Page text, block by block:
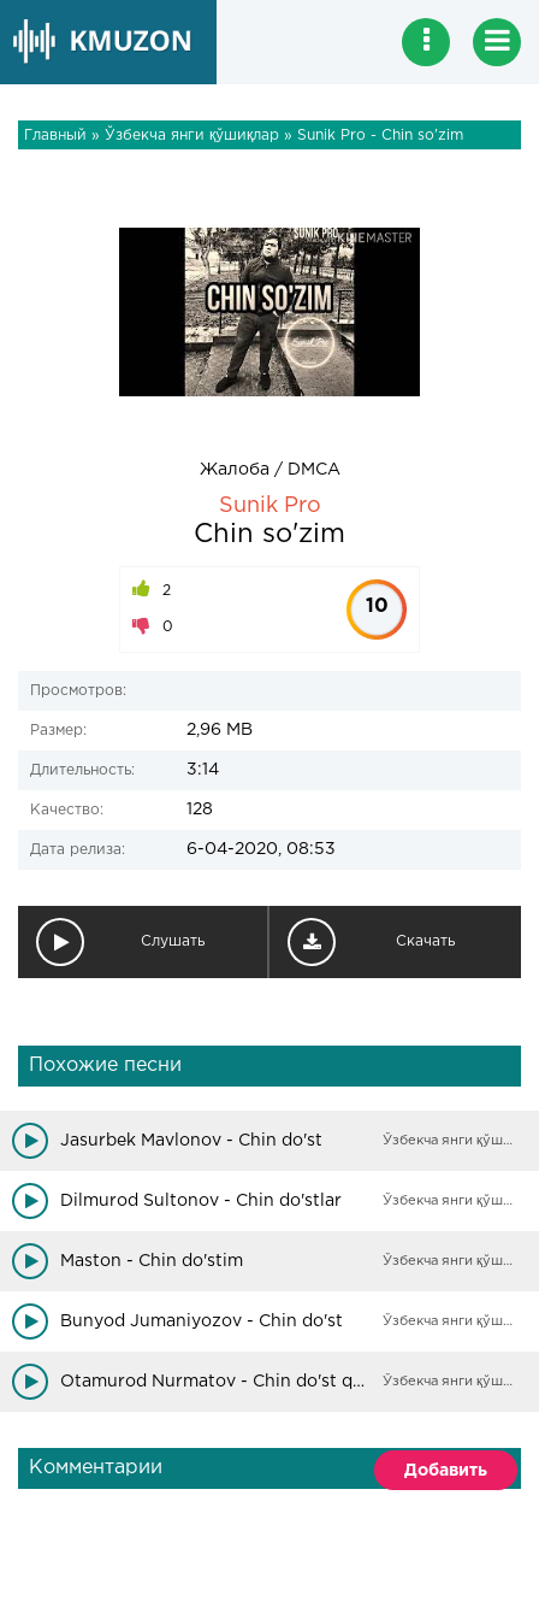
Главный » Ўзбекча янги қўшиқлар » Sunik Pro - Chin so'zim
Жалоба / DMCA
Sunik Pro
Chin so'zim
2
0
10
Просмотров:
Размер: 2,96 MB
Длительность: 3:14
Качество: 128
Дата релиза: 6-04-2020, 08:53
Слушать Скачать
Похожие песни
Jasurbek Mavlonov - Chin do'st Ўзбекча янги қўшиқлар
Dilmurod Sultonov - Chin do'stlar Ўзбекча янги қўшиқлар
Maston - Chin do'stim Ўзбекча янги қўшиқлар
Bunyod Jumaniyozov - Chin do'st Ўзбекча янги қўшиқлар
Otamurod Nurmatov - Chin do'st qani Ўзбекча янги қўшиқлар
Комментарии Добавить